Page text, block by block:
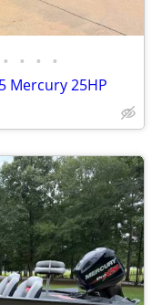
• • • •
Mercury 25HP